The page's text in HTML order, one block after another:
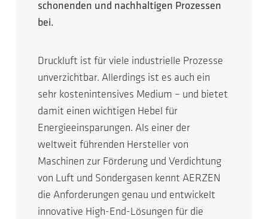
schonenden und nachhaltigen Prozessen
bei.
Druckluft ist für viele industrielle Prozesse
unverzichtbar. Allerdings ist es auch ein
sehr kostenintensives Medium – und bietet
damit einen wichtigen Hebel für
Energieeinsparungen. Als einer der
weltweit führenden Hersteller von
Maschinen zur Förderung und Verdichtung
von Luft und Sondergasen kennt AERZEN
die Anforderungen genau und entwickelt
innovative High-End-Lösungen für die